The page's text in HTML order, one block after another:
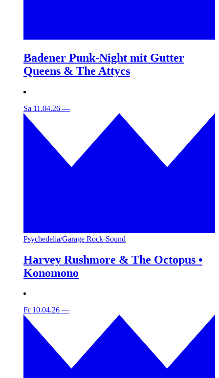
Badener Punk-Night mit Gutter
Queens & The Attycs
Sa 11.04.26 —
Psychedelia/Garage Rock-Sound
Harvey Rushmore & The Octopus •
Konomono
Fr 10.04.26 —